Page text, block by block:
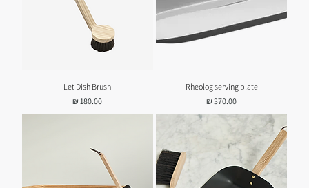
Rheolog serving plate
מחיר
Let Dish Brush
מחיר